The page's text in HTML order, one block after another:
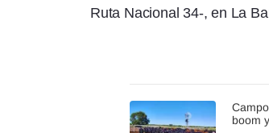
Ruta Nacional 34-, en La
boom